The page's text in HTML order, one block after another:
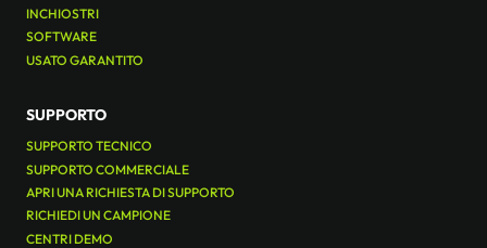
INCHIOSTRI
SOFTWARE
USATO GARANTITO
SUPPORTO
SUPPORTO TECNICO
SUPPORTO COMMERCIALE
APRI UNA RICHIESTA DI SUPPORTO
RICHIEDI UN CAMPIONE
CENTRI DEMO